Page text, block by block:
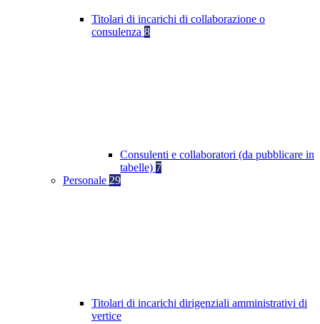
Titolari di incarichi di collaborazione o
consulenza 8
Consulenti e collaboratori (da pubblicare in
tabelle) 7
Personale 29
Titolari di incarichi dirigenziali amministrativi di
vertice